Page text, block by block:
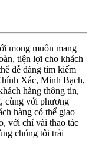
mong muốn mang
tiện lợi cho khách
dễ dàng tìm kiếm
Xác, Minh Bạch,
hàng thông tin,
cùng với phương
hàng có thể giao
với chỉ vài thao tác
chúng tôi trải